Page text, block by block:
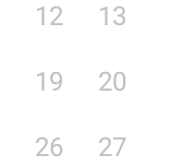
12 13
19 20
26 27